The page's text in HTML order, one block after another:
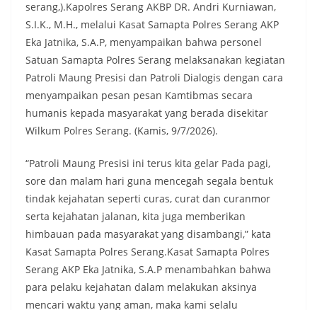
serang,).Kapolres Serang AKBP DR. Andri Kurniawan,
S.I.K., M.H., melalui Kasat Samapta Polres Serang AKP
Eka Jatnika, S.A.P, menyampaikan bahwa personel
Satuan Samapta Polres Serang melaksanakan kegiatan
Patroli Maung Presisi dan Patroli Dialogis dengan cara
menyampaikan pesan pesan Kamtibmas secara
humanis kepada masyarakat yang berada disekitar
Wilkum Polres Serang. (Kamis, 9/7/2026).
“Patroli Maung Presisi ini terus kita gelar Pada pagi,
sore dan malam hari guna mencegah segala bentuk
tindak kejahatan seperti curas, curat dan curanmor
serta kejahatan jalanan, kita juga memberikan
himbauan pada masyarakat yang disambangi,” kata
Kasat Samapta Polres Serang.Kasat Samapta Polres
Serang AKP Eka Jatnika, S.A.P menambahkan bahwa
para pelaku kejahatan dalam melakukan aksinya
mencari waktu yang aman, maka kami selalu